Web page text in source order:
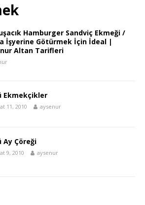
Hamburger Sandviç Ekmeği /
İşyerine Götürmek İçin İdeal |
Altan Tarifleri
Ekmekçikler
11, 2010 aysenur
Ay Çöreği
9, 2010 aysenur